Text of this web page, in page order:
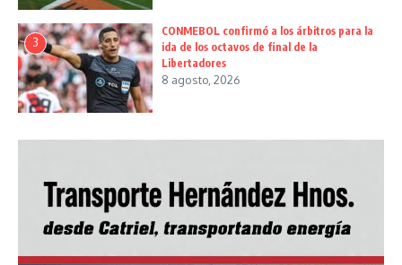
3
CONMEBOL confirmó a los árbitros para la
ida de los octavos de final de la
Libertadores
8 agosto, 2026